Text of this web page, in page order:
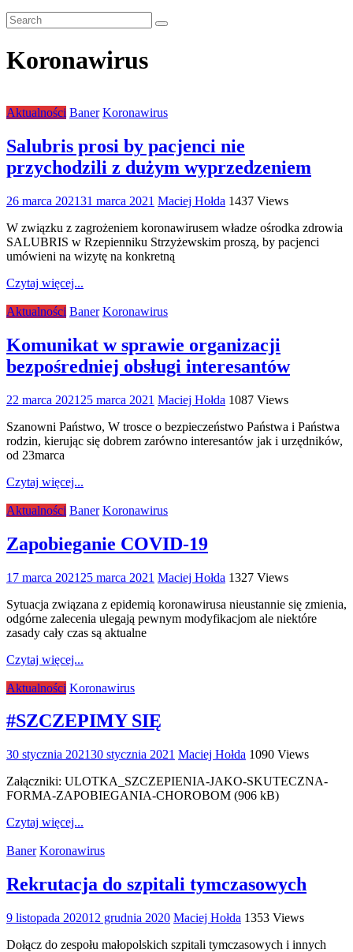
Koronawirus
Aktualności Baner Koronawirus
Salubris prosi by pacjenci nie
przychodzili z dużym wyprzedzeniem
26 marca 202131 marca 2021 Maciej Hołda 1437 Views
W związku z zagrożeniem koronawirusem władze ośrodka zdrowia
SALUBRIS w Rzepienniku Strzyżewskim proszą, by pacjenci
umówieni na wizytę na konkretną
Czytaj więcej...
Aktualności Baner Koronawirus
Komunikat w sprawie organizacji
bezpośredniej obsługi interesantów
22 marca 2021 25 marca 2021 Maciej Hołda 1087 Views
Szanowni Państwo, W trosce o bezpieczeństwo Państwa i Państwa
rodzin, kierując się dobrem zarówno interesantów jak i urzędników,
od 23marca
Czytaj więcej...
Aktualności Baner Koronawirus
Zapobieganie COVID-19
17 marca 2021 25 marca 2021 Maciej Hołda 1327 Views
Sytuacja związana z epidemią koronawirusa nieustannie się zmienia,
odgórne zalecenia ulegają pewnym modyfikacjom ale niektóre
zasady cały czas są aktualne
Czytaj więcej...
Aktualności Koronawirus
#SZCZEPIMY SIĘ
30 stycznia 202130 stycznia 2021 Maciej Hołda 1090 Views
Załączniki: ULOTKA_SZCZEPIENIA-JAKO-SKUTECZNA-
FORMA-ZAPOBIEGANIA-CHOROBOM (906 kB)
Czytaj więcej...
Baner Koronawirus
Rekrutacja do szpitali tymczasowych
9 listopada 202012 grudnia 2020 Maciej Hołda 1353 Views
Dołącz do zespołu małopolskich szpitali tymczasowych i innych